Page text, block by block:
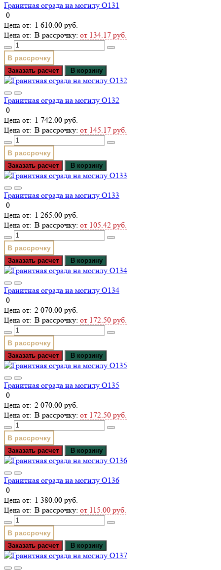
Гранитная ограда на могилу О131
0
1 610.00 руб.
В рассрочку: от 134.17 руб.
В рассрочку
Заказать расчет В корзину
Гранитная ограда на могилу О132
0
1 742.00 руб.
В рассрочку: от 145.17 руб.
В рассрочку
Заказать расчет В корзину
Гранитная ограда на могилу О133
0
1 265.00 руб.
В рассрочку: от 105.42 руб.
В рассрочку
Заказать расчет В корзину
Гранитная ограда на могилу О134
0
2 070.00 руб.
В рассрочку: от 172.50 руб.
В рассрочку
Заказать расчет В корзину
Гранитная ограда на могилу О135
0
2 070.00 руб.
В рассрочку: от 172.50 руб.
В рассрочку
Заказать расчет В корзину
Гранитная ограда на могилу О136
0
1 380.00 руб.
В рассрочку: от 115.00 руб.
В рассрочку
Заказать расчет В корзину